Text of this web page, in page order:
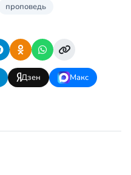
проповедь
Дзен Макс